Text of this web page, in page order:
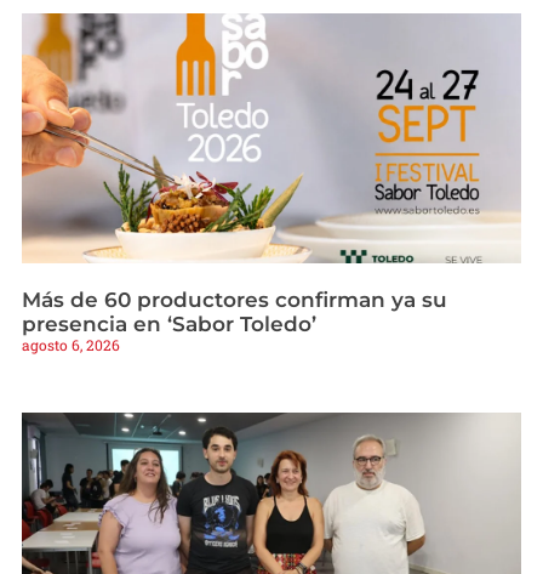
Más de 60 productores confirman ya su
presencia en ‘Sabor Toledo’
agosto 6, 2026